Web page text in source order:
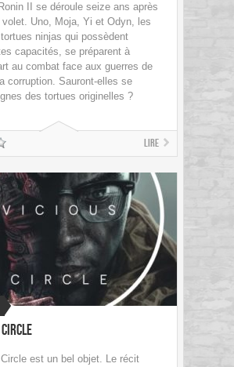
II se déroule seize ans après
volet. Uno, Moja, Yi et Odyn, les
ninjas qui possèdent
capacités, se préparent à
au combat face aux guerres de
corruption. Sauront-elles se
des tortues originelles ?
Lire
Circle
est un bel objet. Le récit